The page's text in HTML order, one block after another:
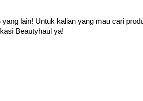
lain! Untuk kalian yang mau cari
Beautyhaul ya!